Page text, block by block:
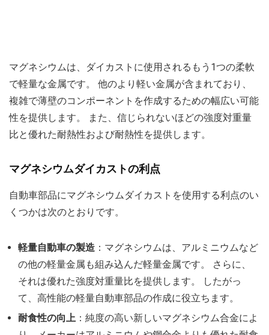
マグネシウムは、ダイカストに使用されるもう1つの柔軟
で軽量な金属です。 他のより軽い金属が含まれており、
複雑で薄壁のコンポーネントを作成するための幅広い可能
性を提供します。 また、信じられないほどの強度対重量
比と優れた耐熱性および耐熱性を提供します。
マグネシウムダイカストの利点
自動車部品にマグネシウムダイカストを使用する利点のい
くつかは次のとおりです。
軽量自動車の製造 ：マグネシウムは、アルミニウムなど
の他の軽量金属も組み込んだ軽量金属です。 さらに、
それは優れた強度対重量比を提供します。 したがっ
て、高性能の軽量自動車部品の作成に役立ちます。
耐食性の向上 ：純度の高い新しいマグネシウム合金によ